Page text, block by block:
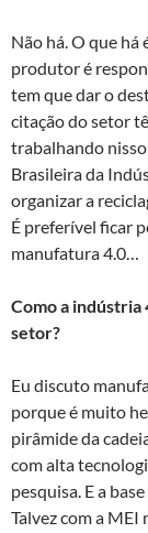
Não há. O que há
produtor é
tem que dar o
citação do setor
trabalhando
Brasileira da
organizar a
É preferível ficar
manufatura 4.0…
Como a
setor?
Eu discuto
porque é muito
pirâmide da
com alta
pesquisa. E a
Talvez com a